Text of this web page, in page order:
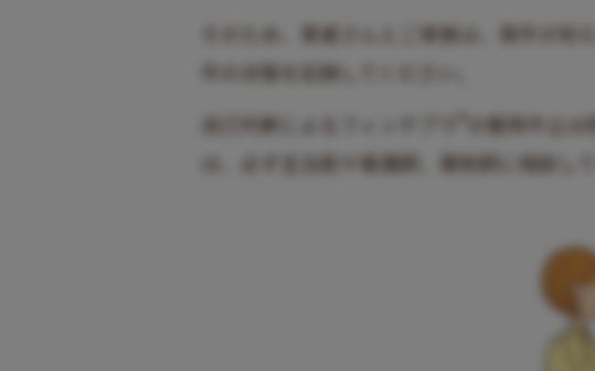
そのため、患者さんとご家族は、発作が
作の状態を記録してください。
自己判断によるフィンテプラ
の服用中止
は、必ず主治医や看護師、薬剤師に相談して